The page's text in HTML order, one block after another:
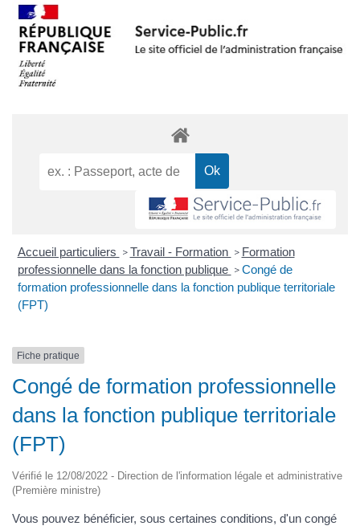
Accueil particuliers > Travail - Formation > Formation
professionnelle dans la fonction publique > Congé de
formation professionnelle dans la fonction publique territoriale
(FPT)
Fiche pratique
Congé de formation professionnelle
dans la fonction publique territoriale
(FPT)
Vérifié le 12/08/2022 - Direction de l'information légale et administrative
(Première ministre)
Vous pouvez bénéficier, sous certaines conditions, d'un congé